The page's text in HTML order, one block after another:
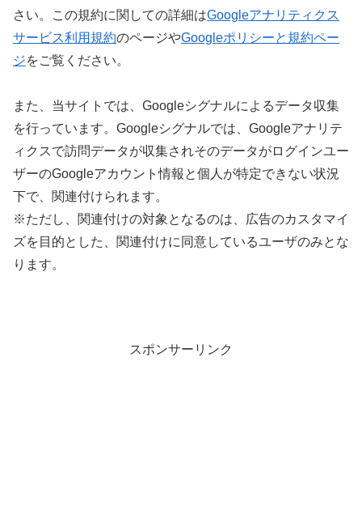
さい。この規約に関しての詳細はGoogleアナリティクス
サービス利用規約のページやGoogleポリシーと規約ペー
ジをご覧ください。
また、当サイトでは、Googleシグナルによるデータ収集
を行っています。Googleシグナルでは、Googleアナリテ
ィクスで訪問データが収集されそのデータがログインユー
ザーのGoogleアカウント情報と個人が特定できない状況
下で、関連付けられます。
※ただし、関連付けの対象となるのは、広告のカスタマイ
ズを目的とした、関連付けに同意しているユーザのみとな
ります。
スポンサーリンク